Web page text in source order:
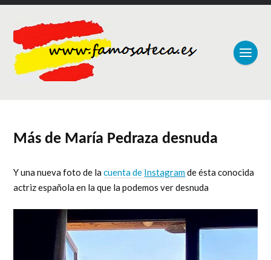
Más de María Pedraza desnuda
Y una nueva foto de lacuenta de Instagramde ésta conocida
actriz española en la que la podemos ver desnuda